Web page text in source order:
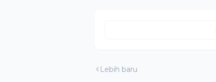
Lebih baru